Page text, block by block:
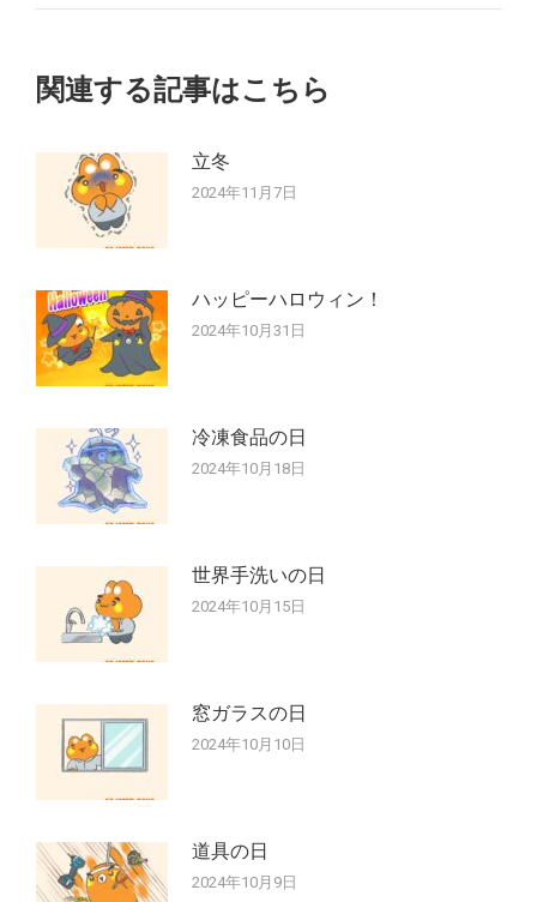
ゲ
ー
ョ
ン
関連する記事はこちら
立冬
2024年11月7日
ハッピーハロウィン！
2024年10月31日
冷凍食品の日
2024年10月18日
世界手洗いの日
2024年10月15日
窓ガラスの日
2024年10月10日
道具の日
2024年10月9日